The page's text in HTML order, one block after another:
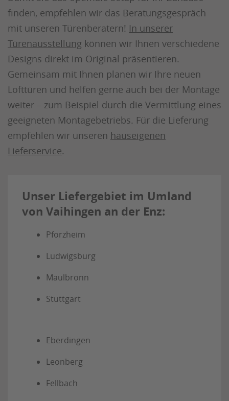
finden, empfehlen wir das Beratungsgespräch
mit unseren Türenberatern! In unserer
Türenausstellung können wir Ihnen verschiedene
Designs direkt im Original präsentieren.
Gemeinsam mit Ihnen planen wir Ihre neuen
Lofttüren und helfen gerne auch bei der Montage
weiter – zum Beispiel durch die Vermittlung eines
geeigneten Montagebetriebs. Für die Lieferung
empfehlen wir unseren hauseigenen
Lieferservice.
Unser Liefergebiet im Umland
von Vaihingen an der Enz:
Pforzheim
Ludwigsburg
Maulbronn
Stuttgart
Eberdingen
Leonberg
Fellbach